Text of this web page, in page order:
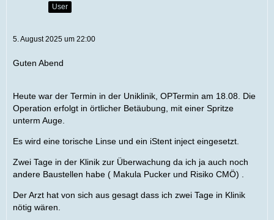
User
5. August 2025 um 22:00
Guten Abend
Heute war der Termin in der Uniklinik, OPTermin am 18.08. Die
Operation erfolgt in örtlicher Betäubung, mit einer Spritze
unterm Auge.
Es wird eine torische Linse und ein iStent inject eingesetzt.
Zwei Tage in der Klinik zur Überwachung da ich ja auch noch
andere Baustellen habe ( Makula Pucker und Risiko CMÖ) .
Der Arzt hat von sich aus gesagt dass ich zwei Tage in Klinik
nötig wären.